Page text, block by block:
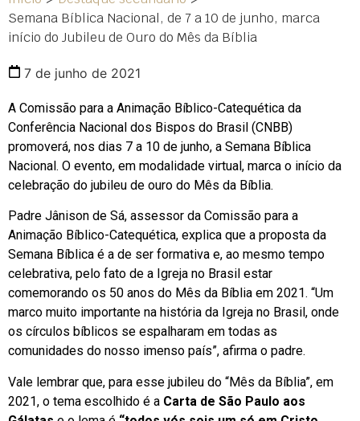
Semana Bíblica Nacional, de 7 a 10 de junho, marca
início do Jubileu de Ouro do Mês da Bíblia
7 de junho de 2021
A Comissão para a Animação Bíblico-Catequética da
Conferência Nacional dos Bispos do Brasil (CNBB)
promoverá, nos dias 7 a 10 de junho, a Semana Bíblica
Nacional. O evento, em modalidade virtual, marca o início da
celebração do jubileu de ouro do Mês da Bíblia.
Padre Jânison de Sá, assessor da Comissão para a
Animação Bíblico-Catequética, explica que a proposta da
Semana Bíblica é a de ser formativa e, ao mesmo tempo
celebrativa, pelo fato de a Igreja no Brasil estar
comemorando os 50 anos do Mês da Bíblia em 2021. “Um
marco muito importante na história da Igreja no Brasil, onde
os círculos bíblicos se espalharam em todas as
comunidades do nosso imenso país”, afirma o padre.
Vale lembrar que, para esse jubileu do “Mês da Bíblia”, em
2021, o tema escolhido é a Carta de São Paulo aos